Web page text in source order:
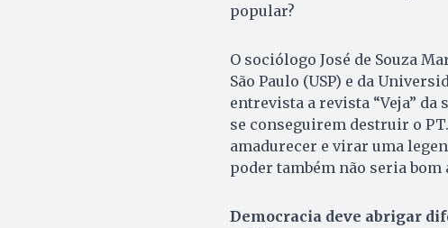
popular?
O sociólogo José de Souza
São Paulo (USP) e da
entrevista a revista “Veja” da
se conseguirem destruir o
amadurecer e virar uma
poder também não seria bom
Democracia deve abrigar